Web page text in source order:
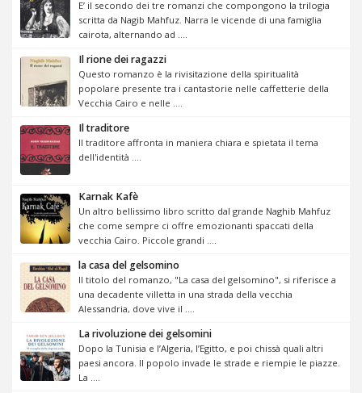
E’ il secondo dei tre romanzi che compongono la trilogia
scritta da Nagib Mahfuz. Narra le vicende di una famiglia
cairota, alternando ad ....
Il rione dei ragazzi
Questo romanzo è la rivisitazione della spiritualità
popolare presente tra i cantastorie nelle caffetterie della
Vecchia Cairo e nelle ....
Il traditore
Il traditore affronta in maniera chiara e spietata il tema
dell'identità ....
Karnak Kafè
Un altro bellissimo libro scritto dal grande Naghib Mahfuz
che come sempre ci offre emozionanti spaccati della
vecchia Cairo. Piccole grandi ....
la casa del gelsomino
Il titolo del romanzo, "La casa del gelsomino", si riferisce a
una decadente villetta in una strada della vecchia
Alessandria, dove vive il ....
La rivoluzione dei gelsomini
Dopo la Tunisia e l’Algeria, l’Egitto, e poi chissà quali altri
paesi ancora. Il popolo invade le strade e riempie le piazze.
La ....